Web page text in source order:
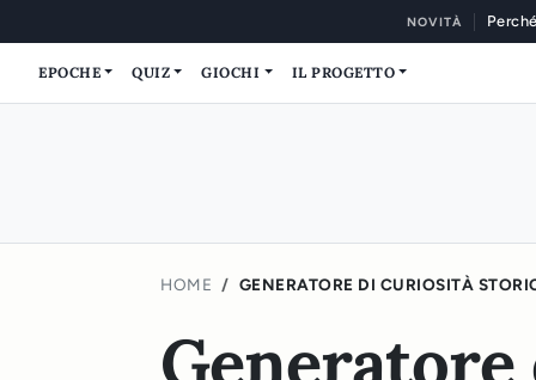
NOVITÀ
EPOCHE QUIZ GIOCHI IL PROGETTO
HOME GENERATORE DI CURIOSITÀ